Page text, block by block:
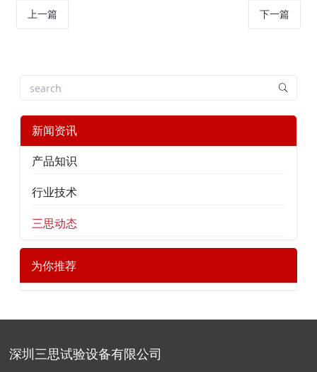
上一篇 下一篇
新闻资讯
产品知识
行业技术
三思动态
为你推荐
深圳三思试验设备有限公司